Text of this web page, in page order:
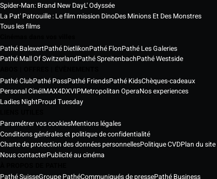
Spider-Man: Brand New DayL' Odyssée
La Pat' Patrouille : Le film mission DinoDes Minions Et Des Monstres
Tous les films
Pathé BalexertPathé DietlikonPathé FlonPathé Les Galeries
Pathé Mall Of SwitzerlandPathé SpreitenbachPathé Westside
Pathé ClubPathé PassPathé FriendsPathé KidsChèques-cadeaux
Personal CinéIMAX4DXVIPMetropolitan OperaNos experiences
Ladies NightProud Tuesday
Paramétrer vos cookiesMentions légales
Conditions générales et politique de confidentialité
Charte de protection des données personnellesPolitique CVDPlan du site
Nous contacterPublicité au cinéma
Pathé SuisseGroupe PathéCommuniqués de pressePathé Business